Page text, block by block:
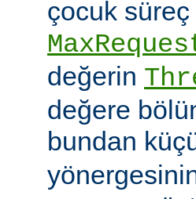
çocuk süreç
değerin
değere
bundan